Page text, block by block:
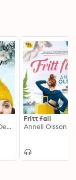
Anna Holmström Degerman
Fritt fall
Anneli Olsson